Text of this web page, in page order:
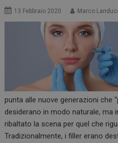
13 Febbraio 2020 Marco
punta alle nuove generazioni che
desiderano in modo naturale, ma
ribaltato la scena per quel che
Tradizionalmente, i filler erano